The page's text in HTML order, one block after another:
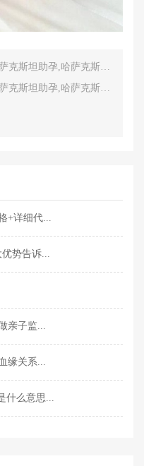
助孕,哈萨克斯坦IRM医院
助孕,哈萨克斯坦IRM医院
+详细代...
势告诉...
亲子监...
缘关系...
什么意思...